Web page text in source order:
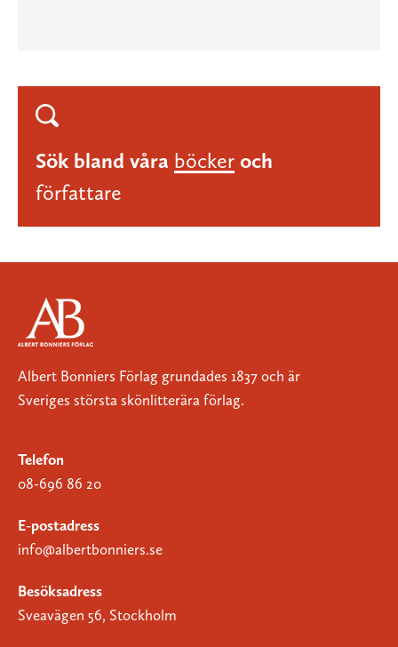
Sök bland våra böcker och
författare
Albert Bonniers Förlag grundades 1837 och är
Sveriges största skönlitterära förlag.
Telefon
08-696 86 20
E-postadress
info@albertbonniers.se
Besöksadress
Sveavägen 56, Stockholm